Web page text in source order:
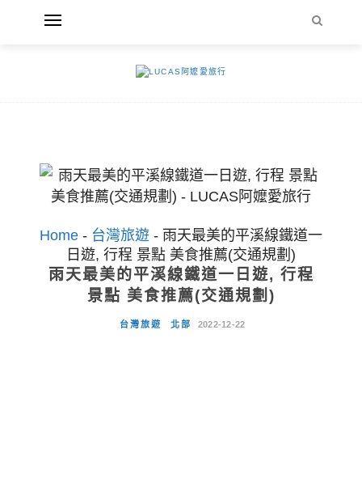
Home - 台灣旅遊 - 雨天最美的平溪線鐵道一
日遊, 行程 景點 美食推薦(交通規劃)
雨天最美的平溪線鐵道一日遊, 行程
景點 美食推薦(交通規劃)
台灣旅遊 北部 2022-12-22